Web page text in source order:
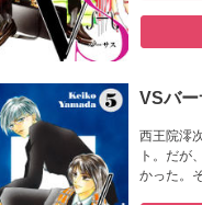
優秀な編
のピアニ
フォニー
VSバ
西王院澪
ト。だが
かった。